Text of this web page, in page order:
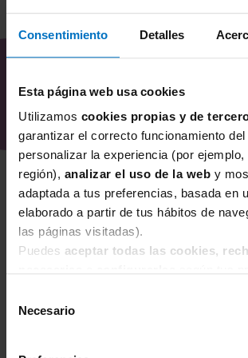
Consentimiento Detalles
Esta página web usa cookies
Utilizamos cookies propias y de
garantizar el correcto funcionamiento del
personalizar la experiencia (por ejemplo,
región), analizar el uso de la web y
adaptada a tus preferencias, basada en
elaborado a partir de tus hábitos de
las páginas visitadas).
Puedes aceptar todas las cookies,
Necesario
conjunto que se quiera crear.
¿Por qué comprar la Parte
Freya en Inimar?
En Inimar estamos
corsetería para tallas grandes,
baño con buena sujeción y
reductores o de capacidad.
Seleccionamos tops de bikini
equilibran diseño y ajuste,
en copas grandes.
para pecho generoso, el modelo
COMBÍNALO CON